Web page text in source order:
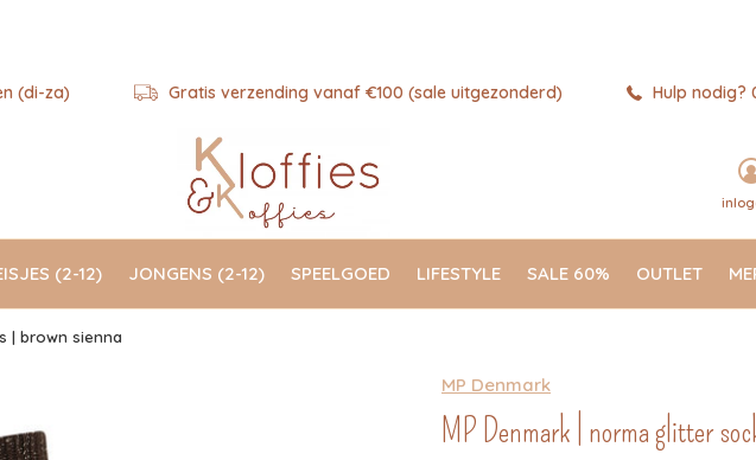
(2-12) JONGENS (2-12) SPEELGOED LIFESTYLE SALE 60% OUTLET
(di-za) Gratis verzending vanaf €100 (sale uitgezonderd) Hulp nodig?
| brown sienna
MP Denmark
MP Denmark | norma glitter